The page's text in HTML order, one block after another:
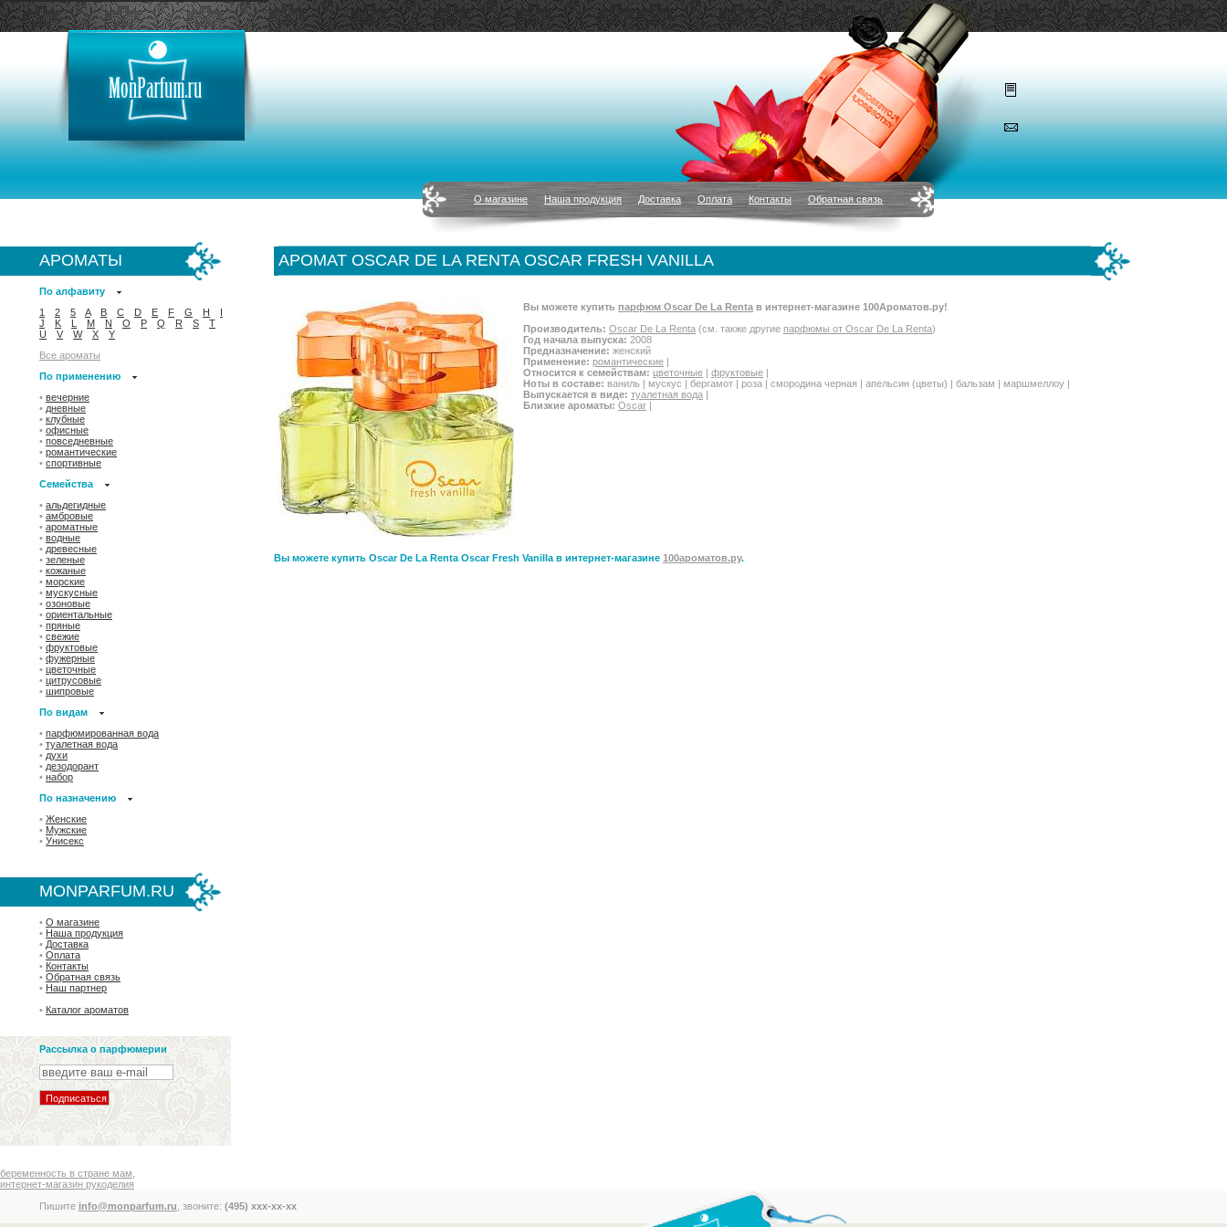
О магазине Наша продукция Доставка Оплата Контакты Обратная связь
АРОМАТЫ
По алфавиту
1
2 5 A B C D E F G H
I
J
K L M N O P Q R S
T
U
V W X
Y
Все ароматы
По применению
• вечерние
• дневные
• клубные
• офисные
• повседневные
• романтические
• спортивные
Семейства
• альдегидные
• амбровые
• ароматные
• водные
• древесные
• зеленые
• кожаные
• морские
• мускусные
• озоновые
• ориентальные
• пряные
• свежие
• фруктовые
• фужерные
• цветочные
• цитрусовые
• шипровые
По видам
• парфюмированная вода
• туалетная вода
• духи
• дезодорант
• набор
По назначению
• Женские
• Мужские
• Унисекс
MONPARFUM.RU
• О магазине
• Наша продукция
• Доставка
• Оплата
• Контакты
• Обратная связь
• Наш партнер
• Каталог ароматов
Рассылка о парфюмерии
беременность в стране мам
интернет-магазин рукоделия
АРОМАТ OSCAR DE LA RENTA OSCAR FRESH VANILLA
Вы можете купить парфюм Oscar De La Renta в интернет-магазине 100Ароматов.ру!
Производитель: Oscar De La Renta (см. также другие парфюмы от Oscar De La Renta)
Год начала выпуска: 2008
Предназначение: женский
Применение: романтические |
Относится к семействам: цветочные | фруктовые |
Ноты в составе: ваниль | мускус | бергамот | роза | смородина черная | апельсин (цветы) | бальзам | маршмеллоу |
Выпускается в виде: туалетная вода |
Близкие ароматы: Oscar |
Вы можете купить Oscar De La Renta Oscar Fresh Vanilla в интернет-магазине 100ароматов.ру.
Пишите info@monparfum.ru , звоните: (495) xxx-xx-xx